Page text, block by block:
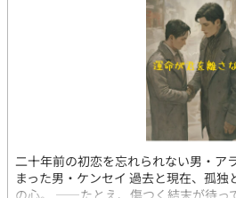
二十年前の初恋を忘れられない男・ア
まった男・ケンセイ 過去と現在、孤
の心。 ——たとえ、傷つく結末が待